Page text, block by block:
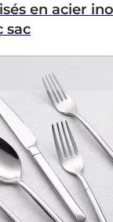
en acier
sac